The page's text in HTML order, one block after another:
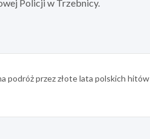
Policji w Trzebnicy.
podróż przez złote lata polskich hitów